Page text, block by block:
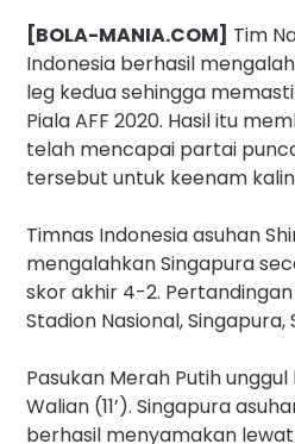
[BOLA-MANIA.COM] Tim
Indonesia berhasil
leg kedua sehingga
Piala AFF 2020. Hasil itu
telah mencapai partai
tersebut untuk keenam
Timnas Indonesia asuhan
mengalahkan Singapura
skor akhir 4-2.
Stadion Nasional, Singapura,
Pasukan Merah Putih
Walian (11’). Singapura
berhasil menyamakan